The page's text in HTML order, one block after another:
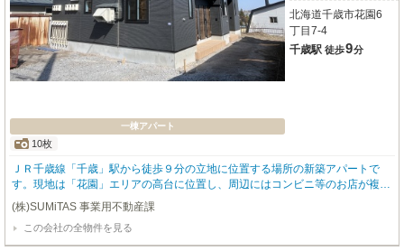
一棟アパート
10枚
北海道千歳市花園6
丁目7-4
千歳駅 徒歩9分
ＪＲ千歳線「千歳」駅から徒歩９分の立地に位置する場所の新築アパートで
す。現地は「花園」エリアの高台に位置し、周辺にはコンビニ等のお店が複数
あり利便性の良い住環境です。建物は『劣化対策等級３』、間取りは１ＬＤＫ
×６世帯、駐車場は５台あるから車を利用したい賃貸需要も取り込め、都市ガ
スを採用してますから光熱費を抑えたいニーズにも対応しています。本物件
は、弊社（ＳＵＭｉＴＡＳ）が売主になりますので、仲介手数料は掛かりませ
(株)SUMiTAS 事業用不動産課
この会社の全物件を見る